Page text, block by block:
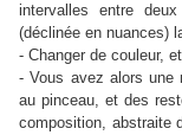
intervalles entre
(déclinée en nuances)
- Changer de couleur,
- Vous avez alors une
au pinceau, et des
composition, abstraite